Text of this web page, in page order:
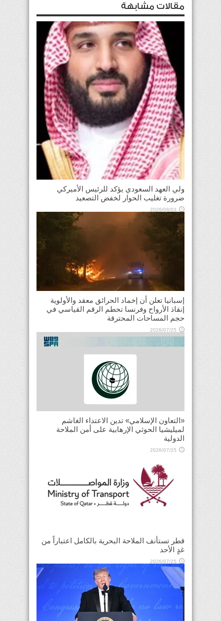
مقالات مشابهة
ولي العهد السعودي يؤكد للرئيس الأميركي
ضرورة تغليب الحوار لخفض التصعيد
2026/08/03
إسبانيا تعلن أن إخماد الحرائق معقد والأولوية
إنقاذ الأرواح وفرنسا تحطم الرقم القياسي في
حجم المساحات المحترقة
2026/07/25
«التعاون الإسلامي» تدين الاعتداء الغاشم
لميليشيا الحوثي الإرهابية على أمن الملاحة
الدولية
2026/07/25
قطر تستأنف الملاحة البحرية بالكامل اعتباراً من
غدٍ الأحد
2026/07/25